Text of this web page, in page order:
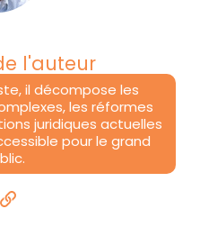
l'auteur
il décompose les
les réformes
juridiques actuelles
pour le grand